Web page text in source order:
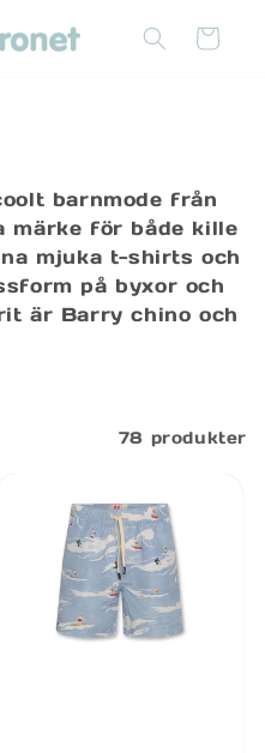
Varukorg
barnmode från
märke för både kille
mjuka t-shirts och
på byxor och
är Barry chino och
78 produkter